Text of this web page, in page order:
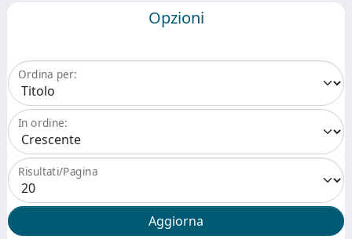
Opzioni
Ordina per:
In ordine:
Risultati/Pagina